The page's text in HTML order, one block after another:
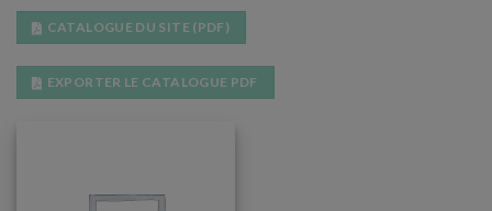
CATALOGUE DU SITE (PDF)
EXPORTER LE CATALOGUE PDF